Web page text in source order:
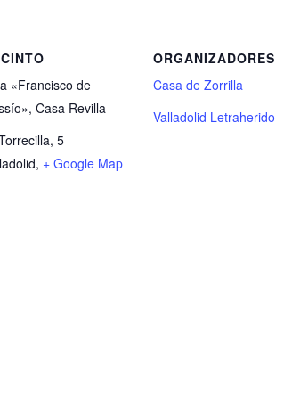
«Francisco de
Casa Revilla
5
, + Google Map
ORGANIZADORES
Casa de Zorrilla
Valladolid Letraherido